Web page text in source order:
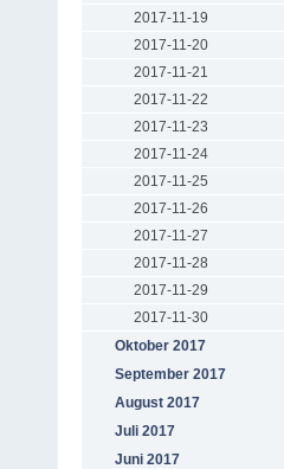
2017-11-19
2017-11-20
2017-11-21
2017-11-22
2017-11-23
2017-11-24
2017-11-25
2017-11-26
2017-11-27
2017-11-28
2017-11-29
2017-11-30
Oktober 2017
September 2017
August 2017
Juli 2017
Juni 2017